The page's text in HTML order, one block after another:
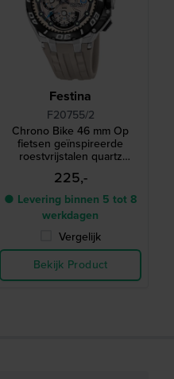
Festina
F20755/2
Chrono Bike 46 mm Op
fietsen geïnspireerde
roestvrijstalen quartz
chronograaf
225,-
● Levering binnen 5 tot 8
werkdagen
Vergelijk
Bekijk Product